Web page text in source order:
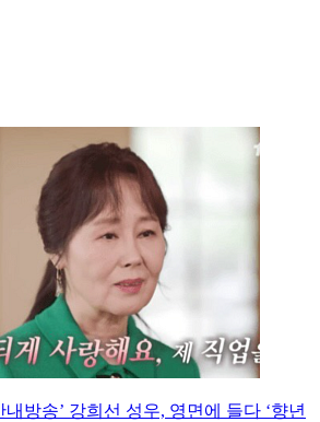
내방송’ 강희선 성우, 영면에 들다 ‘향년